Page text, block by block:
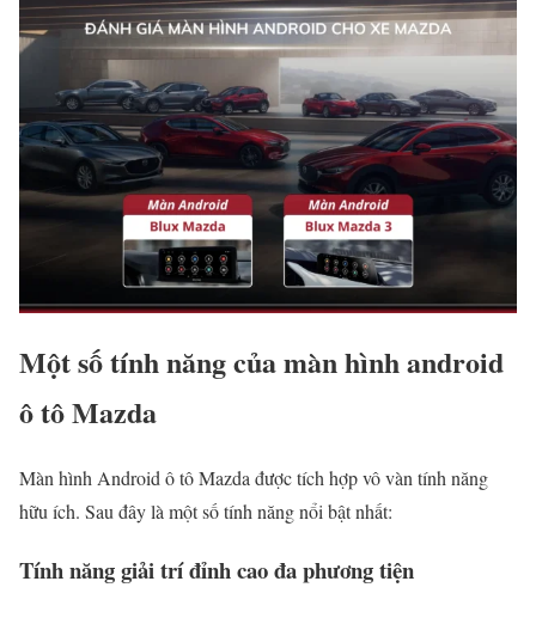
Một số tính năng của màn hình android
ô tô Mazda
Màn hình Android ô tô Mazda được tích hợp vô vàn tính năng
hữu ích. Sau đây là một số tính năng nổi bật nhất:
Tính năng giải trí đỉnh cao đa phương tiện